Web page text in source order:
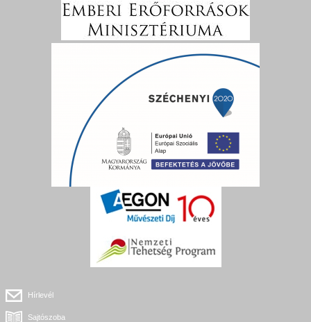
Hírlevél
Sajtószoba